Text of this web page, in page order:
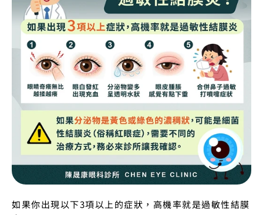
如果你出現以下3項以上的症狀，高機率就是過敏性結膜